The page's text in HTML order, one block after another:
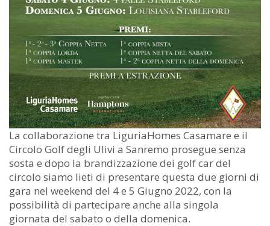
La collaborazione tra LiguriaHomes Casamare e il
Circolo Golf degli Ulivi a Sanremo prosegue senza
sosta e dopo la brandizzazione dei golf car del
circolo siamo lieti di presentare questa due giorni di
gara nel weekend del 4 e 5 Giugno 2022, con la
possibilità di partecipare anche alla singola
giornata del sabato o della domenica.